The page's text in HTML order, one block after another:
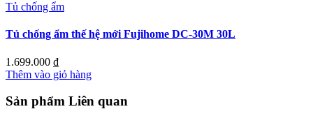
Tủ chống ẩm
Tủ chống ẩm thế hệ mới Fujihome DC-30M 30L
1.699.000 ₫
Thêm vào giỏ hàng
Sản phẩm Liên quan